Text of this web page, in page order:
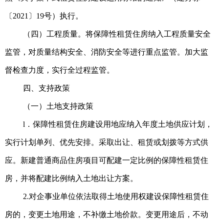
〔2021〕 19号）执行。
（四）工程质量。将保障性租赁住房纳入工程质量安全
监管，对质量结构安全、消防安全等进行重点监管。加大监
督检查力度，实行全过程监管。
四、支持政策
（一）土地支持政策
l．保障性租赁住房建设用地应纳入年度土地供应计划，
实行计划单列、优先安排。采取出让、租赁或划拨等方式供
应。新建普通商品住房项目可配建一定比例的保障性租赁住
房，并将配建比例纳入土地出让方案。
2.对企事业单位依法取得土地使用权建设保障性租赁住
房的，变更土地用途，不补缴土地价款。变更用途后，不动